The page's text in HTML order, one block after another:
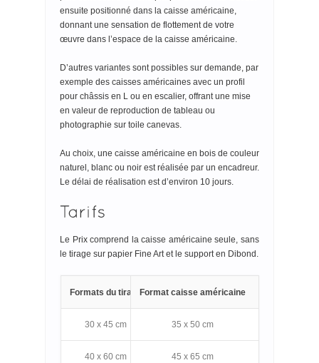
ensuite positionné dans la caisse américaine,
donnant une sensation de flottement de votre
œuvre dans l’espace de la caisse américaine.
D’autres variantes sont possibles sur demande, par
exemple des caisses américaines avec un profil
pour châssis en L ou en escalier, offrant une mise
en valeur de reproduction de tableau ou
photographie sur toile canevas.
Au choix, une caisse américaine en bois de couleur
naturel, blanc ou noir est réalisée par un encadreur.
Le délai de réalisation est d’environ 10 jours.
Le Prix comprend la caisse américaine seule, sans
le tirage sur papier Fine Art et le support en Dibond.
Formats du tirage
30 x 45 cm
40 x 60 cm
Format caisse américaine
35 x 50 cm
45 x 65 cm